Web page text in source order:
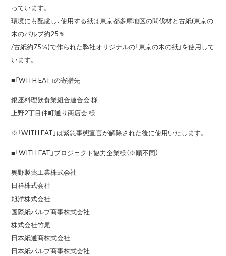
っています。
環境にも配慮し、使用する紙は東京都多摩地区の間伐材と古紙(東京の
木のパルプ約25％
/古紙約75％)で作られた弊社オリジナルの「東京の木の紙」を使用して
います。
■「WITH EAT」の寄贈先
銀座料理飲食業組合連合会 様
上野2丁目仲町通り商店会 様
※「WITH EAT」は緊急事態宣言が解除された後に使用いたします。
■「WITH EAT」プロジェクト協力企業様（※順不同）
奥野製薬工業株式会社
日祥株式会社
旭洋株式会社
国際紙パルプ商事株式会社
株式会社竹尾
日本紙通商株式会社
日本紙パルプ商事株式会社